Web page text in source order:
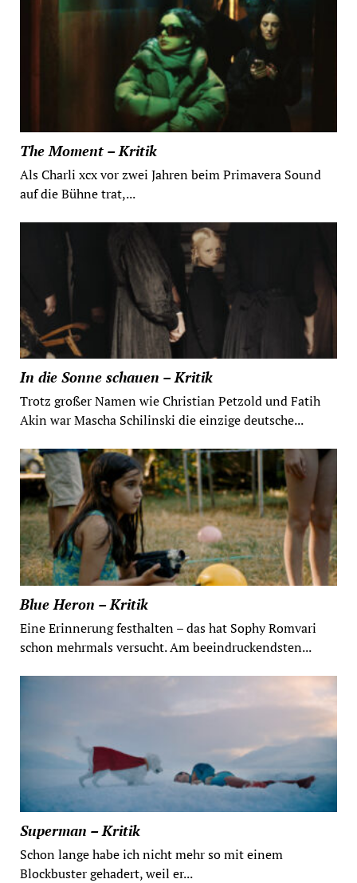
The Moment – Kritik
Als Charli xcx vor zwei Jahren beim Primavera Sound
auf die Bühne trat,...
In die Sonne schauen – Kritik
Trotz großer Namen wie Christian Petzold und Fatih
Akin war Mascha Schilinski die einzige deutsche...
Blue Heron – Kritik
Eine Erinnerung festhalten – das hat Sophy Romvari
schon mehrmals versucht. Am beeindruckendsten...
Superman – Kritik
Schon lange habe ich nicht mehr so mit einem
Blockbuster gehadert, weil er...